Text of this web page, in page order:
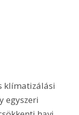
egyszeri